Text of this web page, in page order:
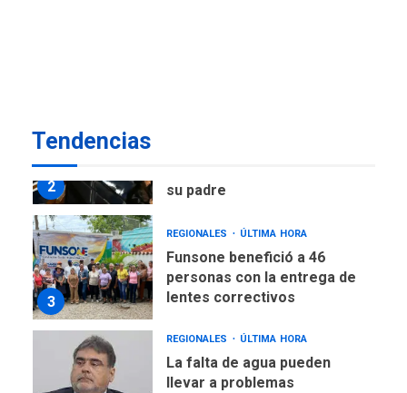
Tendencias
2
su padre
3
REGIONALES ÚLTIMA HORA
Funsone benefició a 46
personas con la entrega de
lentes correctivos
REGIONALES ÚLTIMA HORA
La falta de agua pueden
llevar a problemas